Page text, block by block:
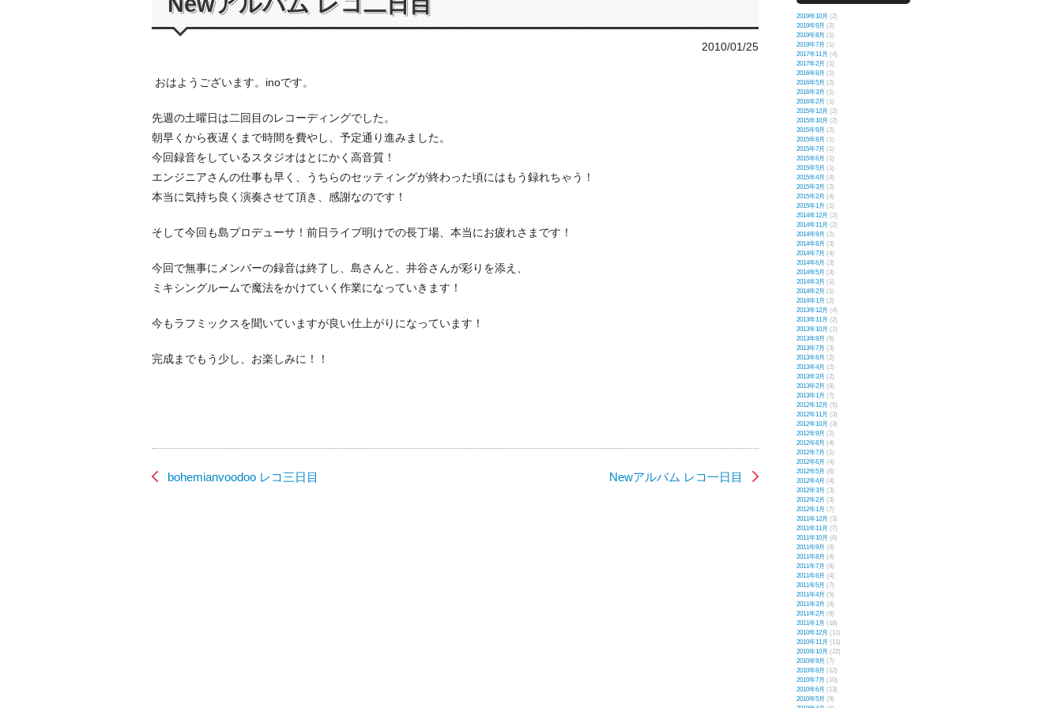
2010/01/25
おはようございます。inoです。
先週の土曜日は二回目のレコーディングでした。
朝早くから夜遅くまで時間を費やし、予定通り進みました。
今回録音をしているスタジオはとにかく高音質！
エンジニアさんの仕事も早く、うちらのセッティングが終わった頃にはもう録れちゃう！
本当に気持ち良く演奏させて頂き、感謝なのです！
そして今回も島プロデューサ！前日ライブ明けでの長丁場、本当にお疲れさまです！
今回で無事にメンバーの録音は終了し、島さんと、井谷さんが彩りを添え、
ミキシングルームで魔法をかけていく作業になっていきます！
今もラフミックスを聞いていますが良い仕上がりになっています！
完成までもう少し、お楽しみに！！
Newアルバム レコ一日目
bohemianvoodoo レコ三日目
2019年10月 (2)
2019年9月 (2)
2019年8月 (1)
2019年7月 (1)
2017年11月 (4)
2017年2月 (1)
2016年8月 (1)
2016年5月 (2)
2016年3月 (1)
2016年2月 (1)
2015年12月 (2)
2015年10月 (2)
2015年9月 (2)
2015年8月 (1)
2015年7月 (1)
2015年6月 (1)
2015年5月 (1)
2015年4月 (4)
2015年3月 (2)
2015年2月 (4)
2015年1月 (1)
2014年12月 (2)
2014年11月 (2)
2014年9月 (2)
2014年8月 (3)
2014年7月 (4)
2014年6月 (3)
2014年5月 (3)
2014年3月 (1)
2014年2月 (1)
2014年1月 (2)
2013年12月 (4)
2013年11月 (2)
2013年10月 (1)
2013年8月 (6)
2013年7月 (3)
2013年6月 (2)
2013年4月 (2)
2013年3月 (2)
2013年2月 (8)
2013年1月 (7)
2012年12月 (5)
2012年11月 (3)
2012年10月 (3)
2012年9月 (2)
2012年8月 (4)
2012年7月 (1)
2012年6月 (4)
2012年5月 (6)
2012年4月 (4)
2012年3月 (3)
2012年2月 (3)
2012年1月 (7)
2011年12月 (3)
2011年11月 (7)
2011年10月 (6)
2011年9月 (8)
2011年8月 (4)
2011年7月 (6)
2011年6月 (4)
2011年5月 (7)
2011年4月 (5)
2011年3月 (8)
2011年2月 (9)
2011年1月 (18)
2010年12月 (11)
2010年11月 (11)
2010年10月 (22)
2010年9月 (7)
2010年8月 (12)
2010年7月 (10)
2010年6月 (13)
2010年5月 (9)